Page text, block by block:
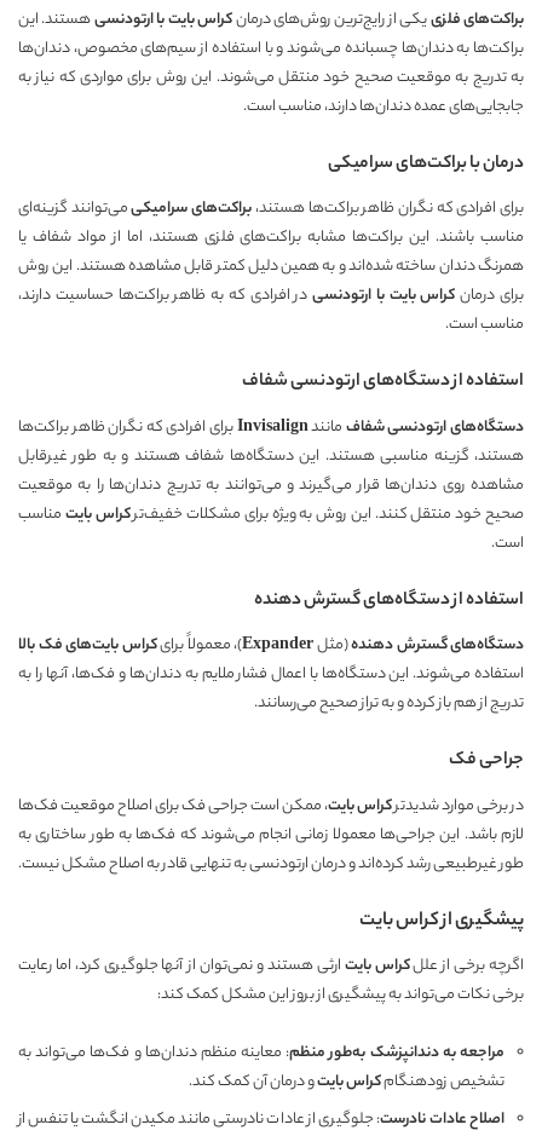
براکت‌های فلزییکی از رایج‌ترین روش‌های درمانکراس بایت با ارتودنسیهستند. این
براکت‌ها به دندان‌ها چسبانده می‌شوند و با استفاده از سیم‌های مخصوص، دندان‌ها
به تدریج به موقعیت صحیح خود منتقل می‌شوند. این روش برای مواردی که نیاز به
جابجایی‌های عمده دندان‌ها دارند، مناسب است.
درمان با براکت‌های سرامیکی
برای افرادی که نگران ظاهر براکت‌ها هستند،براکت‌های سرامیکیمی‌توانند گزینه‌ای
مناسب باشند. این براکت‌ها مشابه براکت‌های فلزی هستند، اما از مواد شفاف یا
همرنگ دندان ساخته شده‌اند و به همین دلیل کمتر قابل مشاهده هستند. این روش
برای درمانکراس بایت با ارتودنسیدر افرادی که به ظاهر براکت‌ها حساسیت دارند،
مناسب است.
استفاده از دستگاه‌های ارتودنسی شفاف
دستگاه‌های ارتودنسی شفافمانندInvisalignبرای افرادی که نگران ظاهر براکت‌ها
هستند، گزینه مناسبی هستند. این دستگاه‌ها شفاف هستند و به طور غیرقابل
مشاهده روی دندان‌ها قرار می‌گیرند و می‌توانند به تدریج دندان‌ها را به موقعیت
صحیح خود منتقل کنند. این روش به ویژه برای مشکلات خفیف‌ترکراس بایتمناسب
است.
استفاده از دستگاه‌های گسترش دهنده
دستگاه‌های گسترش دهنده(مثلExpander)، معمولاً برایکراس بایت‌های فک بالا
استفاده می‌شوند. این دستگاه‌ها با اعمال فشار ملایم به دندان‌ها و فک‌ها، آنها را به
تدریج از هم باز کرده و به تراز صحیح می‌رسانند.
جراحی فک
در برخی موارد شدیدترکراس بایت، ممکن است جراحی فک برای اصلاح موقعیت فک‌ها
لازم باشد. این جراحی‌ها معمولا زمانی انجام می‌شوند که فک‌ها به طور ساختاری به
طور غیرطبیعی رشد کرده‌اند و درمان ارتودنسی به تنهایی قادر به اصلاح مشکل نیست.
پیشگیری از کراس بایت
اگرچه برخی از عللکراس بایتارثی هستند و نمی‌توان از آنها جلوگیری کرد، اما رعایت
برخی نکات می‌تواند به پیشگیری از بروز این مشکل کمک کند:
مراجعه به دندانپزشک به‌طور منظم: معاینه منظم دندان‌ها و فک‌ها می‌تواند به
تشخیص زودهنگامکراس بایتو درمان آن کمک کند.
اصلاح عادات نادرست: جلوگیری از عادات نادرستی مانند مکیدن انگشت یا تنفس از